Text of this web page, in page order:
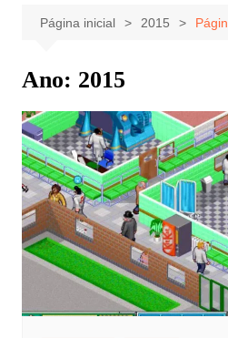
Página inicial 2015
Ano: 2015